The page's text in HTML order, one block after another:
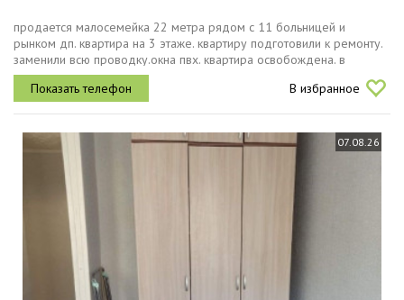
продается малосемейка 22 метра рядом с 11 больницей и
рынком дп. квартира на 3 этаже. квартиру подготовили к ремонту.
заменили всю проводку.окна пвх. квартира освобождена. в
собственности с 2002 года.долгов и ипотеки нет.
В избранное
07.08.26